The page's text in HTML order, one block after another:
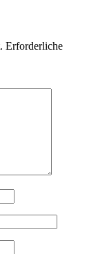
Erforderliche